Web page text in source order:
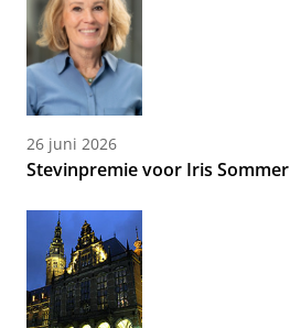
26 juni 2026
Stevinpremie voor Iris Sommer